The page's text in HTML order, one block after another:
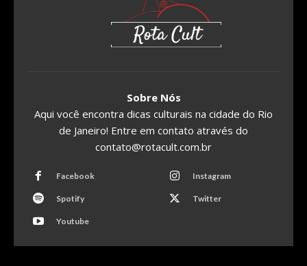
Sobre Nós
Aqui você encontra dicas culturais na cidade do Rio
de Janeiro! Entre em contato através do
contato@rotacult.com.br
Facebook Instagram
Spotify Twitter
Youtube